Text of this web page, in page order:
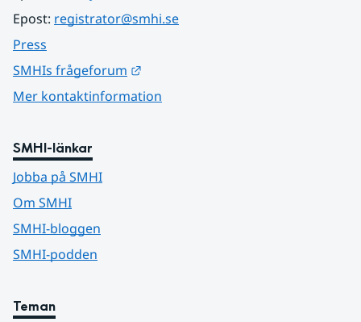
Epost: registrator@smhi.se
Press
SMHIs frågeforum
Mer kontaktinformation
SMHI-länkar
Jobba på SMHI
Om SMHI
SMHI-bloggen
SMHI-podden
Teman